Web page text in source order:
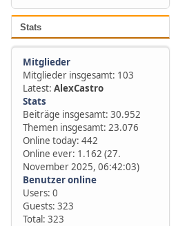
Stats
Mitglieder
Mitglieder insgesamt: 103
Latest: AlexCastro
Stats
Beiträge insgesamt: 30.952
Themen insgesamt: 23.076
Online today: 442
Online ever: 1.162 (27.
November 2025, 06:42:03)
Benutzer online
Users: 0
Guests: 323
Total: 323